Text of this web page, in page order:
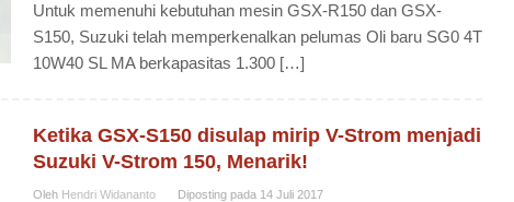
Untuk memenuhi kebutuhan mesin GSX-R150 dan GSX-
S150, Suzuki telah memperkenalkan pelumas Oli baru SG0 4T
10W40 SL MA berkapasitas 1.300 […]
Ketika GSX-S150 disulap mirip V-Strom menjadi
Suzuki V-Strom 150, Menarik!
Oleh Hendri Widananto Diposting pada 14 Juli 2017